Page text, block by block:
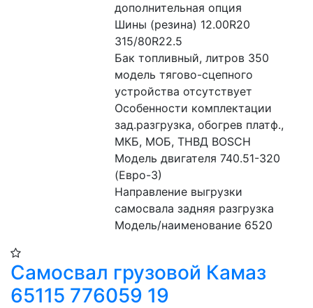
дополнительная опция
Шины (резина) 12.00R20
315/80R22.5
Бак топливный, литров 350
модель тягово-сцепного
устройства отсутствует
Особенности комплектации
зад.разгрузка, обогрев платф.,
МКБ, МОБ, ТНВД BOSCH
Модель двигателя 740.51-320
(Евро-3)
Направление выгрузки
самосвала задняя разгрузка
Модель/наименование 6520
Самосвал грузовой Камаз
65115 776059 19